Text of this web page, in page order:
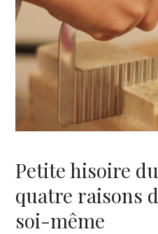
Petite hisoire
quatre raisons
soi-même